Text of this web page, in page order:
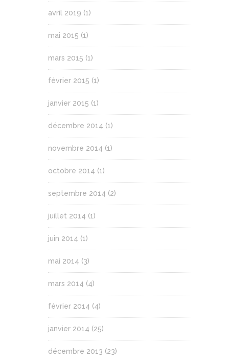
avril 2019 (1)
mai 2015 (1)
mars 2015 (1)
février 2015 (1)
janvier 2015 (1)
décembre 2014 (1)
novembre 2014 (1)
octobre 2014 (1)
septembre 2014 (2)
juillet 2014 (1)
juin 2014 (1)
mai 2014 (3)
mars 2014 (4)
février 2014 (4)
janvier 2014 (25)
décembre 2013 (23)